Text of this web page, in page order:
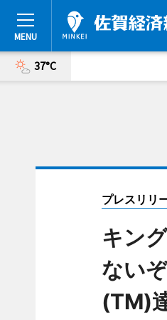
37°C
プレスリリ
キン
ない
(TM)